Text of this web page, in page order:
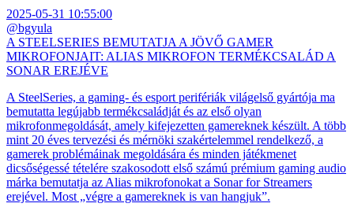
2025-05-31 10:55:00
@bgyula
A STEELSERIES BEMUTATJA A JÖVŐ GAMER
MIKROFONJAIT: ALIAS MIKROFON TERMÉKCSALÁD A
SONAR EREJÉVE
A SteelSeries, a gaming- és esport perifériák világelső gyártója ma
bemutatta legújabb termékcsaládját és az első olyan
mikrofonmegoldását, amely kifejezetten gamereknek készült. A több
mint 20 éves tervezési és mérnöki szakértelemmel rendelkező, a
gamerek problémáinak megoldására és minden játékmenet
dicsőségessé tételére szakosodott első számú prémium gaming audio
márka bemutatja az Alias mikrofonokat a Sonar for Streamers
erejével. Most „végre a gamereknek is van hangjuk”.